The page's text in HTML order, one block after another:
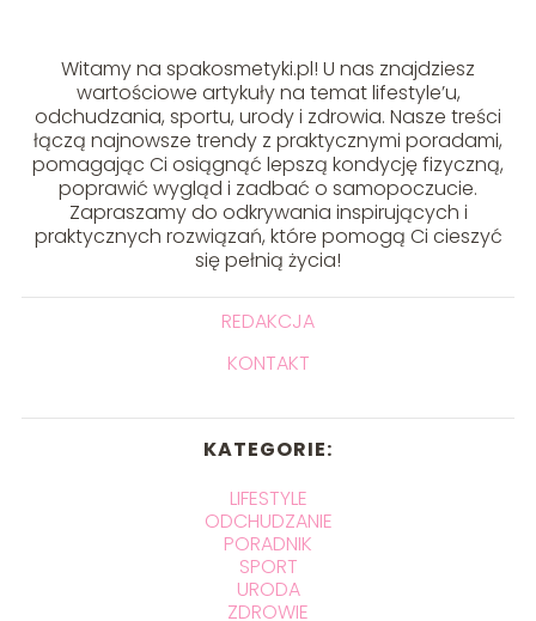
Witamy na spakosmetyki.pl! U nas znajdziesz
wartościowe artykuły na temat lifestyle’u,
odchudzania, sportu, urody i zdrowia. Nasze treści
łączą najnowsze trendy z praktycznymi poradami,
pomagając Ci osiągnąć lepszą kondycję fizyczną,
poprawić wygląd i zadbać o samopoczucie.
Zapraszamy do odkrywania inspirujących i
praktycznych rozwiązań, które pomogą Ci cieszyć
się pełnią życia!
REDAKCJA
KONTAKT
KATEGORIE:
LIFESTYLE
ODCHUDZANIE
PORADNIK
SPORT
URODA
ZDROWIE